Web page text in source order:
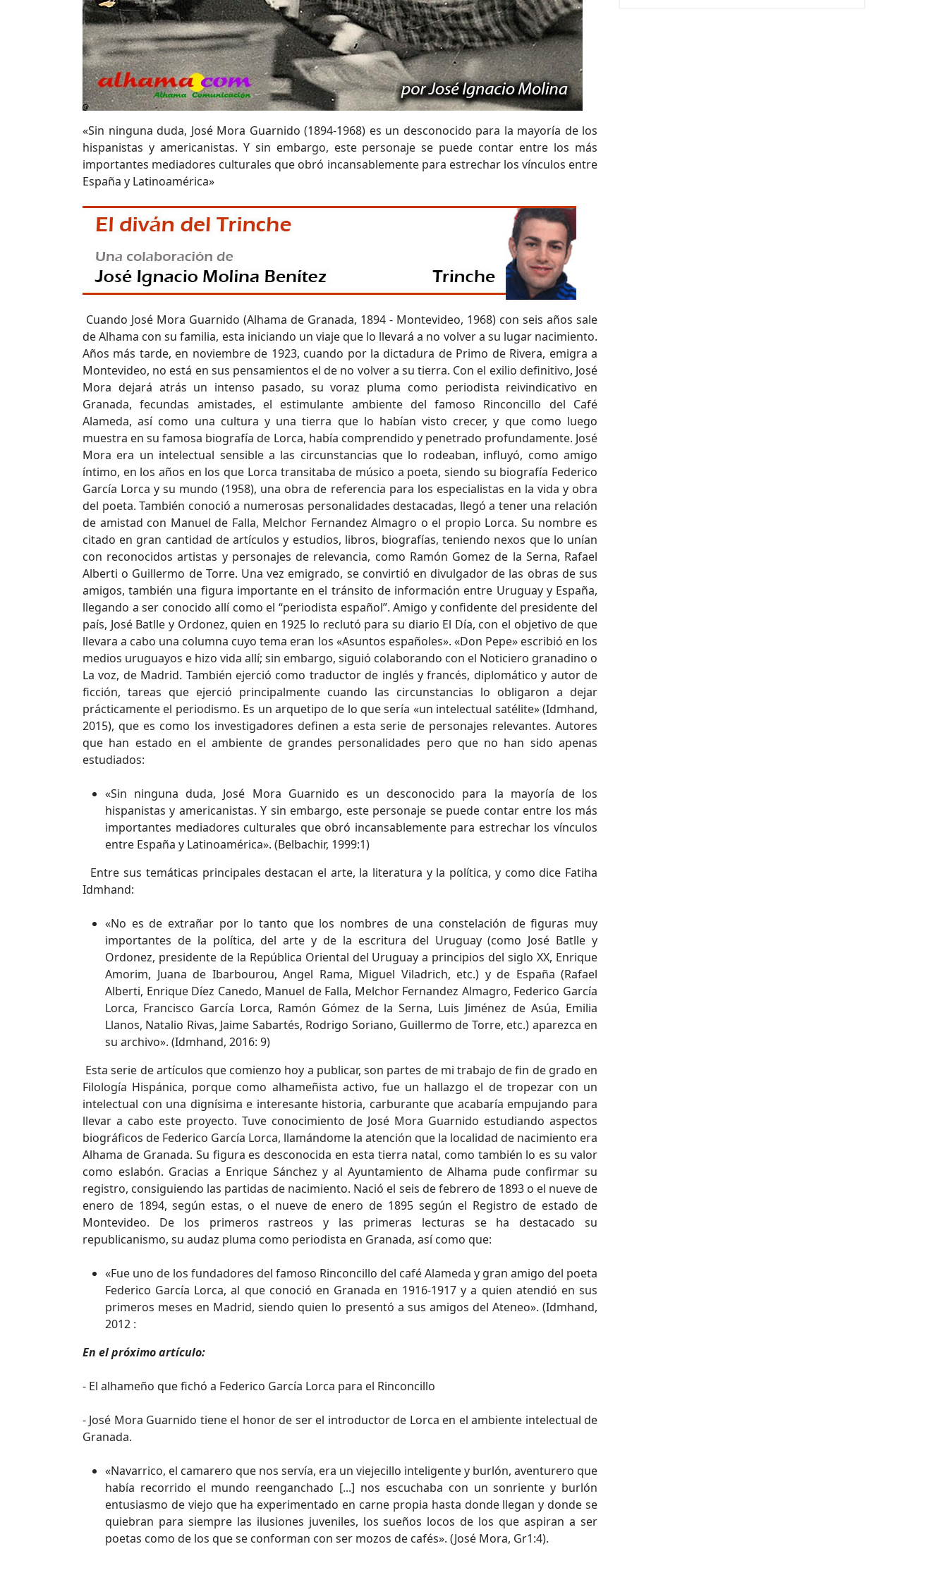
«Sin ninguna duda, José Mora Guarnido (1894-1968) es un desconocido para la mayoría de los
hispanistas y americanistas. Y sin embargo, este personaje se puede contar entre los más
importantes mediadores culturales que obró incansablemente para estrechar los vínculos entre
España y Latinoamérica»
Cuando José Mora Guarnido (Alhama de Granada, 1894 - Montevideo, 1968) con seis años sale
de Alhama con su familia, esta iniciando un viaje que lo llevará a no volver a su lugar nacimiento.
Años más tarde, en noviembre de 1923, cuando por la dictadura de Primo de Rivera, emigra a
Montevideo, no está en sus pensamientos el de no volver a su tierra. Con el exilio definitivo, José
Mora dejará atrás un intenso pasado, su voraz pluma como periodista reivindicativo en
Granada, fecundas amistades, el estimulante ambiente del famoso Rinconcillo del Café
Alameda, así como una cultura y una tierra que lo habían visto crecer, y que como luego
muestra en su famosa biografía de Lorca, había comprendido y penetrado profundamente. José
Mora era un intelectual sensible a las circunstancias que lo rodeaban, influyó, como amigo
íntimo, en los años en los que Lorca transitaba de músico a poeta, siendo su biografía Federico
García Lorca y su mundo (1958), una obra de referencia para los especialistas en la vida y obra
del poeta. También conoció a numerosas personalidades destacadas, llegó a tener una relación
de amistad con Manuel de Falla, Melchor Fernandez Almagro o el propio Lorca. Su nombre es
citado en gran cantidad de artículos y estudios, libros, biografías, teniendo nexos que lo unían
con reconocidos artistas y personajes de relevancia, como Ramón Gomez de la Serna, Rafael
Alberti o Guillermo de Torre. Una vez emigrado, se convirtió en divulgador de las obras de sus
amigos, también una figura importante en el tránsito de información entre Uruguay y España,
llegando a ser conocido allí como el “periodista español”. Amigo y confidente del presidente del
país, José Batlle y Ordonez, quien en 1925 lo reclutó para su diario El Día, con el objetivo de que
llevara a cabo una columna cuyo tema eran los «Asuntos españoles». «Don Pepe» escribió en los
medios uruguayos e hizo vida allí; sin embargo, siguió colaborando con el Noticiero granadino o
La voz, de Madrid. También ejerció como traductor de inglés y francés, diplomático y autor de
ficción, tareas que ejerció principalmente cuando las circunstancias lo obligaron a dejar
prácticamente el periodismo. Es un arquetipo de lo que sería «un intelectual satélite» (Idmhand,
2015), que es como los investigadores definen a esta serie de personajes relevantes. Autores
que han estado en el ambiente de grandes personalidades pero que no han sido apenas
estudiados:
«Sin ninguna duda, José Mora Guarnido es un desconocido para la mayoría de los
hispanistas y americanistas. Y sin embargo, este personaje se puede contar entre los más
importantes mediadores culturales que obró incansablemente para estrechar los vínculos
entre España y Latinoamérica». (Belbachir, 1999:1)
Entre sus temáticas principales destacan el arte, la literatura y la política, y como dice Fatiha
Idmhand:
«No es de extrañar por lo tanto que los nombres de una constelación de figuras muy
importantes de la política, del arte y de la escritura del Uruguay (como José Batlle y
Ordonez, presidente de la República Oriental del Uruguay a principios del siglo XX, Enrique
Amorim, Juana de Ibarbourou, Angel Rama, Miguel Viladrich, etc.) y de España (Rafael
Alberti, Enrique Díez Canedo, Manuel de Falla, Melchor Fernandez Almagro, Federico García
Lorca, Francisco García Lorca, Ramón Gómez de la Serna, Luis Jiménez de Asúa, Emilia
Llanos, Natalio Rivas, Jaime Sabartés, Rodrigo Soriano, Guillermo de Torre, etc.) aparezca en
su archivo». (Idmhand, 2016: 9)
Esta serie de artículos que comienzo hoy a publicar, son partes de mi trabajo de fin de grado en
Filología Hispánica, porque como alhameñista activo, fue un hallazgo el de tropezar con un
intelectual con una dignísima e interesante historia, carburante que acabaría empujando para
llevar a cabo este proyecto. Tuve conocimiento de José Mora Guarnido estudiando aspectos
biográficos de Federico García Lorca, llamándome la atención que la localidad de nacimiento era
Alhama de Granada. Su figura es desconocida en esta tierra natal, como también lo es su valor
como eslabón. Gracias a Enrique Sánchez y al Ayuntamiento de Alhama pude confirmar su
registro, consiguiendo las partidas de nacimiento. Nació el seis de febrero de 1893 o el nueve de
enero de 1894, según estas, o el nueve de enero de 1895 según el Registro de estado de
Montevideo. De los primeros rastreos y las primeras lecturas se ha destacado su
republicanismo, su audaz pluma como periodista en Granada, así como que:
«Fue uno de los fundadores del famoso Rinconcillo del café Alameda y gran amigo del poeta
Federico García Lorca, al que conoció en Granada en 1916-1917 y a quien atendió en sus
primeros meses en Madrid, siendo quien lo presentó a sus amigos del Ateneo». (Idmhand,
2012 :
En el próximo artículo:
- El alhameño que fichó a Federico García Lorca para el Rinconcillo
- José Mora Guarnido tiene el honor de ser el introductor de Lorca en el ambiente intelectual de
Granada.
«Navarrico, el camarero que nos servía, era un viejecillo inteligente y burlón, aventurero que
había recorrido el mundo reenganchado [...] nos escuchaba con un sonriente y burlón
entusiasmo de viejo que ha experimentado en carne propia hasta donde llegan y donde se
quiebran para siempre las ilusiones juveniles, los sueños locos de los que aspiran a ser
poetas como de los que se conforman con ser mozos de cafés». (José Mora, Gr1:4).